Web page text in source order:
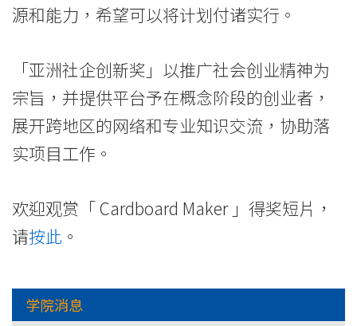
源和能力，希望可以将计划付诸实行。
「亚洲社企创新奖」以推广社会创业精神为
宗旨，并提供平台予在概念阶段的创业者，
展开跨地区的网络和专业知识交流，协助落
实项目工作。
欢迎观赏「 Cardboard Maker 」得奖短片，
请按此 。
学院消息